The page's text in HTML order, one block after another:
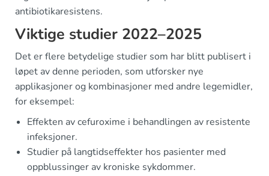
antibiotikaresistens.
Viktige studier 2022–2025
Det er flere betydelige studier som har blitt publisert i
løpet av denne perioden, som utforsker nye
applikasjoner og kombinasjoner med andre legemidler,
for eksempel:
Effekten av cefuroxime i behandlingen av resistente
infeksjoner.
Studier på langtidseffekter hos pasienter med
oppblussinger av kroniske sykdommer.